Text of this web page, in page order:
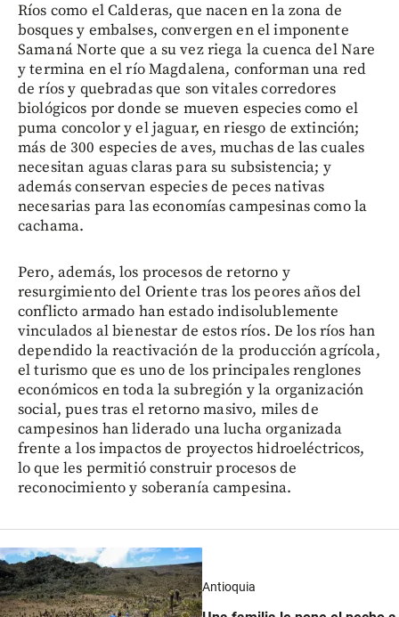
Ríos como el Calderas, que nacen en la zona de
bosques y embalses, convergen en el imponente
Samaná Norte que a su vez riega la cuenca del Nare
y termina en el río Magdalena, conforman una red
de ríos y quebradas que son vitales corredores
biológicos por donde se mueven especies como el
puma concolor y el jaguar, en riesgo de extinción;
más de 300 especies de aves, muchas de las cuales
necesitan aguas claras para su subsistencia; y
además conservan especies de peces nativas
necesarias para las economías campesinas como la
cachama.
Pero, además, los procesos de retorno y
resurgimiento del Oriente tras los peores años del
conflicto armado han estado indisolublemente
vinculados al bienestar de estos ríos. De los ríos han
dependido la reactivación de la producción agrícola,
el turismo que es uno de los principales renglones
económicos en toda la subregión y la organización
social, pues tras el retorno masivo, miles de
campesinos han liderado una lucha organizada
frente a los impactos de proyectos hidroeléctricos,
lo que les permitió construir procesos de
reconocimiento y soberanía campesina.
Antioquia